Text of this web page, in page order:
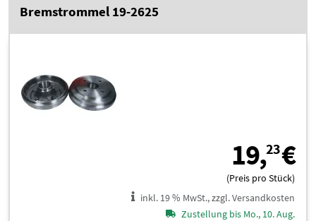
Bremstrommel 19-2625
19,23€
(Preis pro Stück)
inkl. 19 % MwSt., zzgl. Versandkosten
Zustellung bis Mo., 10. Aug.